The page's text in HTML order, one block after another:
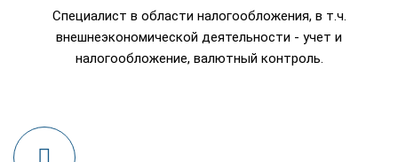
Специалист в области налогообложения, в т.ч.
внешнеэкономической деятельности - учет и
налогообложение, валютный контроль.